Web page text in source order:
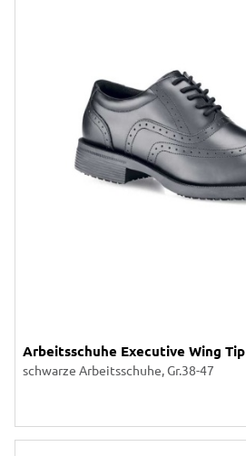
Arbeitsschuhe Executive Wing Tip
schwarze Arbeitsschuhe, Gr.38-47